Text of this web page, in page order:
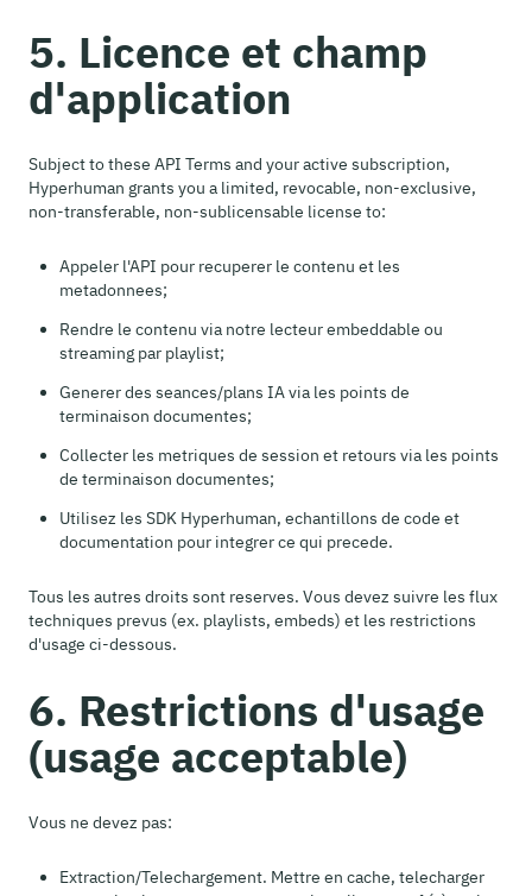
5. Licence et champ
d'application
Subject to these API Terms and your active subscription,
Hyperhuman grants you a limited, revocable, non-exclusive,
non-transferable, non-sublicensable license to:
Appeler l'API pour recuperer le contenu et les
metadonnees;
Rendre le contenu via notre lecteur embeddable ou
streaming par playlist;
Generer des seances/plans IA via les points de
terminaison documentes;
Collecter les metriques de session et retours via les points
de terminaison documentes;
Utilisez les SDK Hyperhuman, echantillons de code et
documentation pour integrer ce qui precede.
Tous les autres droits sont reserves. Vous devez suivre les flux
techniques prevus (ex. playlists, embeds) et les restrictions
d'usage ci-dessous.
6. Restrictions d'usage
(usage acceptable)
Vous ne devez pas:
Extraction/Telechargement. Mettre en cache, telecharger